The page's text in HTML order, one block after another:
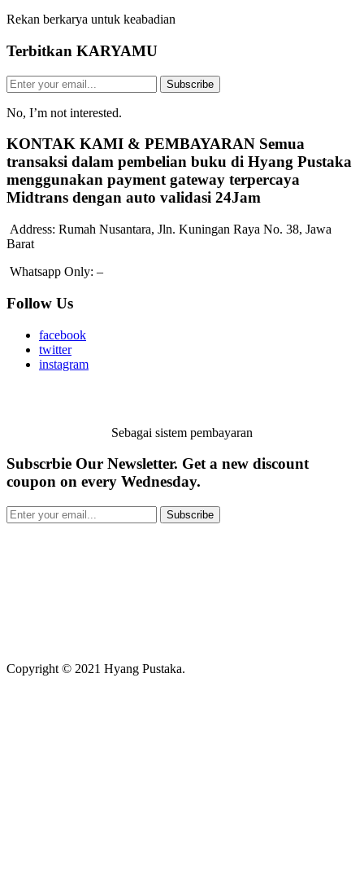
Rekan berkarya untuk keabadian
Terbitkan KARYAMU
Subscribe
No, I’m not interested.
KONTAK KAMI & PEMBAYARAN Semua
transaksi dalam pembelian buku di Hyang Pustaka
menggunakan payment gateway terpercaya
Midtrans dengan auto validasi 24Jam
Address: Rumah Nusantara, Jln. Kuningan Raya No. 38, Jawa
Barat
Whatsapp Only: –
Follow Us
facebook
twitter
instagram
Sebagai sistem pembayaran
Subscrbie Our Newsletter. Get a new discount
coupon on every Wednesday.
Subscribe
Copyright © 2021 Hyang Pustaka.